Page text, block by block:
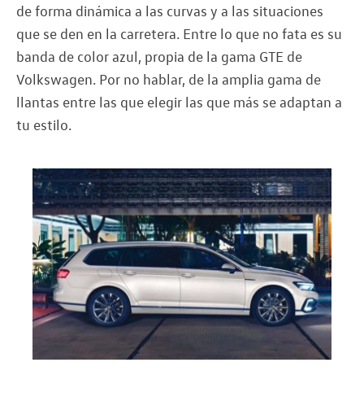
de forma dinámica a las curvas y a las situaciones
que se den en la carretera. Entre lo que no fata es su
banda de color azul, propia de la gama GTE de
Volkswagen. Por no hablar, de la amplia gama de
llantas entre las que elegir las que más se adaptan a
tu estilo.